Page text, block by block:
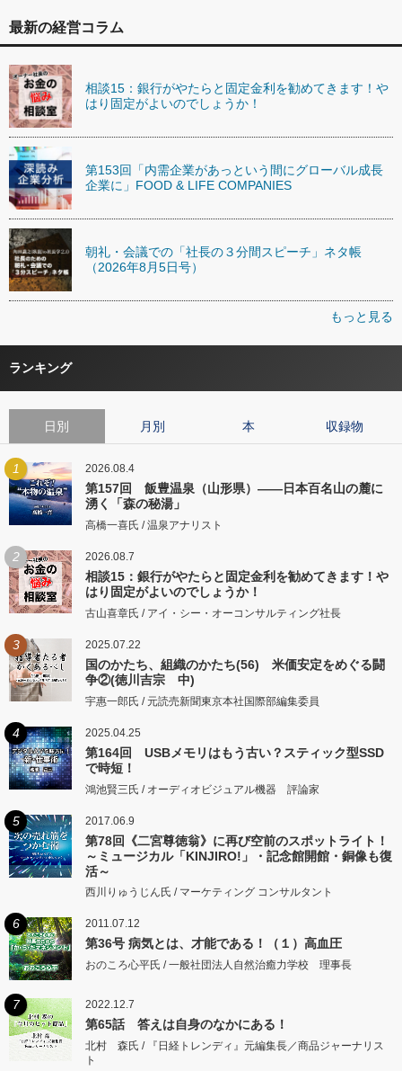
最新の経営コラム
相談15：銀行がやたらと固定金利を勧めてきます！や
はり固定がよいのでしょうか！
第153回「内需企業があっという間にグローバル成長
企業に」FOOD & LIFE COMPANIES
朝礼・会議での「社長の３分間スピーチ」ネタ帳
（2026年8月5日号）
もっと見る
ランキング
日別 月別 本 収録物
1 2026.08.4
第157回 飯豊温泉（山形県）――日本百名山の麓に
湧く「森の秘湯」
高橋一喜氏 / 温泉アナリスト
2 2026.08.7
相談15：銀行がやたらと固定金利を勧めてきます！や
はり固定がよいのでしょうか！
古山喜章氏 / アイ・シー・オーコンサルティング社長
3 2025.07.22
国のかたち、組織のかたち(56) 米価安定をめぐる闘
争②(徳川吉宗 中)
宇惠一郎氏 / 元読売新聞東京本社国際部編集委員
4 2025.04.25
第164回 USBメモリはもう古い？スティック型SSD
で時短！
鴻池賢三氏 / オーディオビジュアル機器 評論家
5 2017.06.9
第78回《二宮尊徳翁》に再び空前のスポットライト！
～ミュージカル「KINJIRO!」・記念館開館・銅像も復
活～
西川りゅうじん氏 / マーケティング コンサルタント
6 2011.07.12
第36号 病気とは、才能である！（１）高血圧
おのころ心平氏 / 一般社団法人自然治癒力学校 理事長
7 2022.12.7
第65話 答えは自身のなかにある！
北村 森氏 / 『日経トレンディ』元編集長／商品ジャーナリス
ト